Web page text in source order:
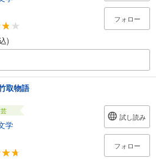
)
フォロー
取物語
学
試し読み
フォロー